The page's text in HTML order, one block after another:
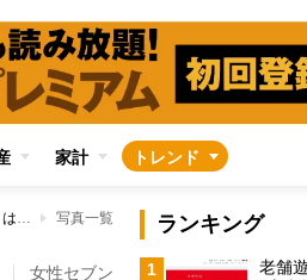
家計 トレンド
「クサイ飯」は過去の話？ 令和の刑務所の「食事」「作業」「衣服」はどうなっているか 写真一覧
女性セブン
ランキング
1
老舗